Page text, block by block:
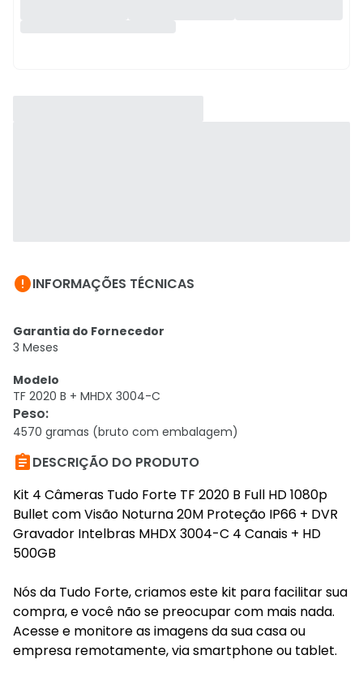
INFORMAÇÕES TÉCNICAS
Garantia do Fornecedor
3 Meses
Modelo
TF 2020 B + MHDX 3004-C
Peso:
4570 gramas (bruto com embalagem)
DESCRIÇÃO DO PRODUTO
Kit 4 Câmeras Tudo Forte TF 2020 B Full HD 1080p
Bullet com Visão Noturna 20M Proteção IP66 + DVR
Gravador Intelbras MHDX 3004-C 4 Canais + HD
500GB
Nós da Tudo Forte, criamos este kit para facilitar sua
compra, e você não se preocupar com mais nada.
Acesse e monitore as imagens da sua casa ou
empresa remotamente, via smartphone ou tablet.